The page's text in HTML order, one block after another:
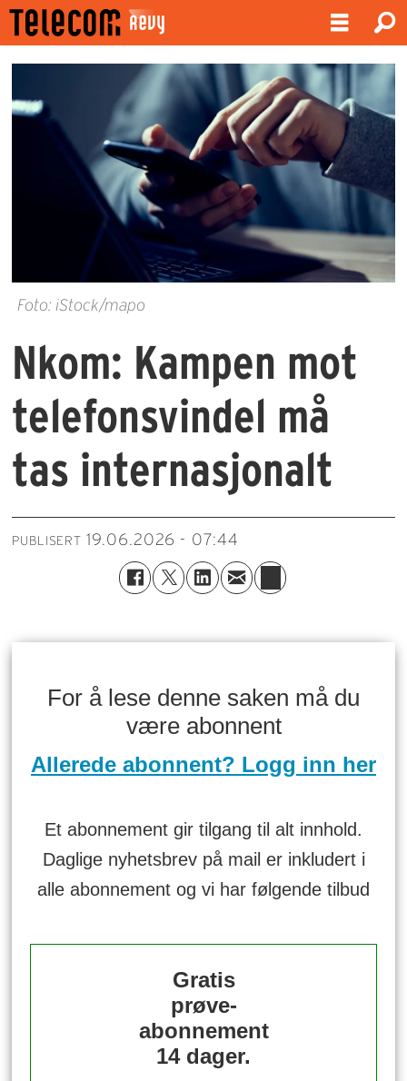
Foto: iStock/mapo
Nkom: Kampen mot
telefonsvindel må
tas internasjonalt
PUBLISERT 19.06.2026 - 07:44
For å lese denne saken må du
være abonnent
Allerede abonnent? Logg inn her
Et abonnement gir tilgang til alt innhold.
Daglige nyhetsbrev på mail er inkludert i
alle abonnement og vi har følgende tilbud
Gratis
prøve-
abonnement
14 dager.